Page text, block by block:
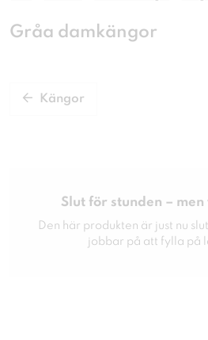
Gråa damkängor
Kängor
Slut för stunden –
Den här produkten är just nu
jobbar på att fylla på